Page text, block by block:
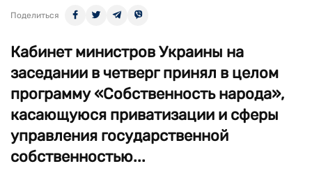
Поделиться
Кабинет министров Украины на
заседании в четверг принял в целом
программу «Собственность народа»,
касающуюся приватизации и сферы
управления государственной
собственностью...